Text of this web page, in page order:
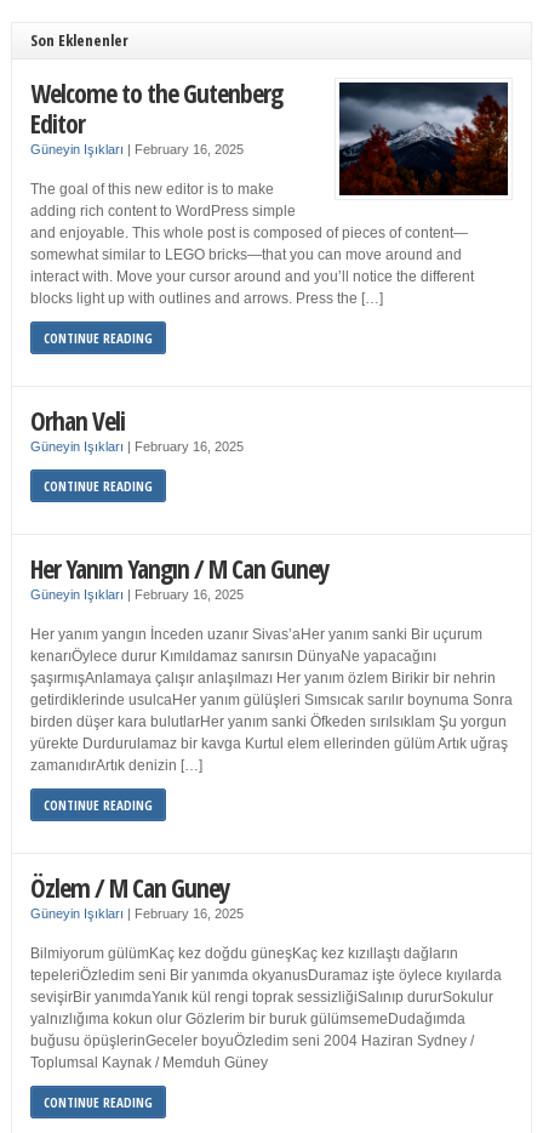
Son Eklenenler
Welcome to the Gutenberg
Editor
Güneyin Işıkları | February 16, 2025
The goal of this new editor is to make
adding rich content to WordPress simple
and enjoyable. This whole post is composed of pieces of content—
somewhat similar to LEGO bricks—that you can move around and
interact with. Move your cursor around and you’ll notice the different
blocks light up with outlines and arrows. Press the […]
CONTINUE READING
Orhan Veli
Güneyin Işıkları | February 16, 2025
CONTINUE READING
Her Yanım Yangın / M Can Guney
Güneyin Işıkları | February 16, 2025
Her yanım yangın İnceden uzanır Sivas’aHer yanım sanki Bir uçurum
kenarıÖylece durur Kımıldamaz sanırsın DünyaNe yapacağını
şaşırmışAnlamaya çalışır anlaşılmazı Her yanım özlem Birikir bir nehrin
getirdiklerinde usulcaHer yanım gülüşleri Sımsıcak sarılır boynuma Sonra
birden düşer kara bulutlarHer yanım sanki Öfkeden sırılsıklam Şu yorgun
yürekte Durdurulamaz bir kavga Kurtul elem ellerinden gülüm Artık uğraş
zamanıdırArtık denizin […]
CONTINUE READING
Özlem / M Can Guney
Güneyin Işıkları | February 16, 2025
Bilmiyorum gülümKaç kez doğdu güneşKaç kez kızıllaştı dağların
tepeleriÖzledim seni Bir yanımda okyanusDuramaz işte öylece kıyılarda
sevişirBir yanımdaYanık kül rengi toprak sessizliğiSalınıp dururSokulur
yalnızlığıma kokun olur Gözlerim bir buruk gülümsemeDudağımda
buğusu öpüşlerinGeceler boyuÖzledim seni 2004 Haziran Sydney /
Toplumsal Kaynak / Memduh Güney
CONTINUE READING